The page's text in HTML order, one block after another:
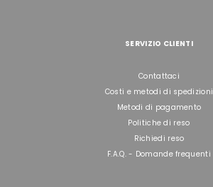
SERVIZIO CLIENTI
Contattaci
Costi e metodi di spedizioni
Metodi di pagamento
Politiche di reso
Richiedi reso
F.A.Q. - Domande frequenti